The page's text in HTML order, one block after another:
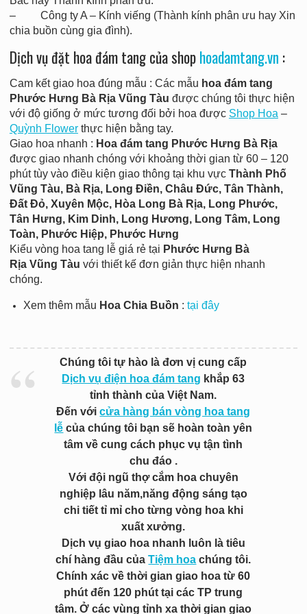
– Công ty A – Kính viếng (Thành kính phân ưu hay Xin
chia buồn cùng gia đình).
Dịch vụ đặt hoa đám tang của shophoadamtang.vn :
Cam kết giao hoa đúng mẫu : Các mẫu hoa đám tang
Phước Hưng Bà Rịa Vũng Tàu được chúng tôi thực hiện
với độ giống ở mức tương đối bởi hoa được Shop Hoa –
Quỳnh Flowerthực hiện bằng tay.
Giao hoa nhanh : Hoa đám tang Phước Hưng Bà Rịa
được giao nhanh chóng với khoảng thời gian từ 60 – 120
phút tùy vào điều kiện giao thông tại khu vực Thành Phố
Vũng Tàu, Bà Rịa, Long Điền, Châu Đức, Tân Thành,
Đất Đỏ, Xuyên Mộc, Hòa Long Bà Rịa, Long Phước,
Tân Hưng, Kim Dinh, Long Hương, Long Tâm, Long
Toàn, Phước Hiệp, Phước Hưng
Kiểu vòng hoa tang lễ giá rẻ tại Phước Hưng Bà
RịaVũng Tàu với thiết kế đơn giản thực hiện nhanh
chóng.
Xem thêm mẫu Hoa Chia Buồn : tại đây
Chúng tôi tự hào là đơn vị cung cấp
Dịch vụ điện hoa đám tang khắp 63
tỉnh thành của Việt Nam.
Đến vớicửa hàng bán vòng hoa tang
lễ của chúng tôi bạn sẽ hoàn toàn yên
tâm về cung cách phục vụ tận tình
chu đáo .
Với đội ngũ thợ cắm hoa chuyên
nghiệp lâu năm,năng động sáng tạo
chi tiết tỉ mỉ cho từng vòng hoa khi
xuất xưởng.
Dịch vụ giao hoa nhanh luôn là tiêu
chí hàng đầu củaTiệm hoa chúng tôi.
Chính xác về thời gian giao hoa từ 60
phút đến 120 phút tại các TP trung
tâm. Ở các vùng tỉnh xa thời gian giao